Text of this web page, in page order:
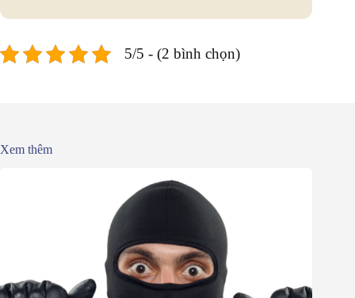
5/5 - (2 bình chọn)
Xem thêm